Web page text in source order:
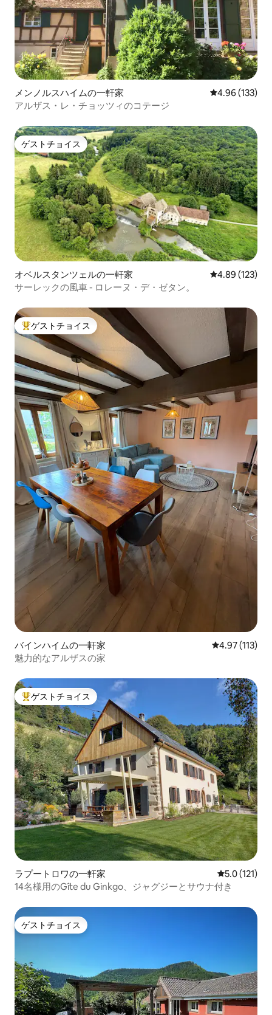
メンノルスハイムの一軒家 レビュー133
4.96 (133)
アルザス・レ・チョッツィのコテージ
ゲストチョイス
ゲストチョイス
オベルスタンツェルの一軒家 レビュー123
4.89 (123)
サーレックの風車 - ロレーヌ・デ・ゼタン。
大好評のゲストチョイスです。
ゲストチョイス
バインハイムの一軒家 レビュー113
4.97 (113)
魅力的なアルザスの家
大好評のゲストチョイスです。
ゲストチョイス
ラプートロワの一軒家 レビュー121
5.0 (121)
14名様用のGîte du Ginkgo、ジャグジーとサウナ付き
ゲストチョイス
ゲストチョイス